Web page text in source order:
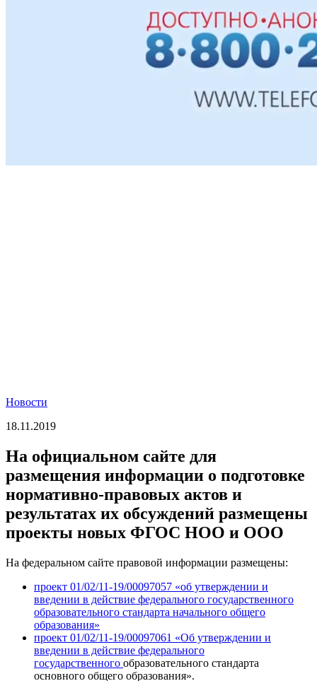
Новости
18.11.2019
На официальном сайте для
размещения информации о подготовке
нормативно-правовых актов и
результатах их обсуждений размещены
проекты новых ФГОС НОО и ООО
На федеральном сайте правовой информации размещены:
проект 01/02/11-19/00097057 «об утверждении и
введении в действие федерального государственного
образовательного стандарта начального общего
образования»
проект 01/02/11-19/00097061 «Об утверждении и
введении в действие федерального
государственного образовательного стандарта
основного общего образования».